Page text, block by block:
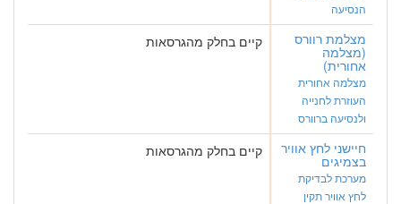
הנסיעה
מצלמת רוורס
(מצלמה
אחורית)
מצלמה אחורית
העוזרת לחנייה
ולנסיעה ברוורס
קיים בחלק מהגרסאות
חיישני לחץ אוויר
בצמיגים
מערכת לבדיקת
לחץ אוויר תקין
קיים בחלק מהגרסאות